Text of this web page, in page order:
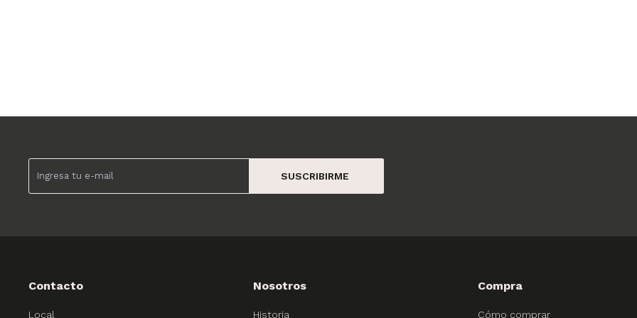
SUSCRIBIRME
Contacto
Local
Nosotros
Historia
Compra
Cómo comprar